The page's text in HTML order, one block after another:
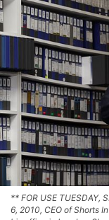
** FOR USE TUESDAY,
6, 2010, CEO of Shorts